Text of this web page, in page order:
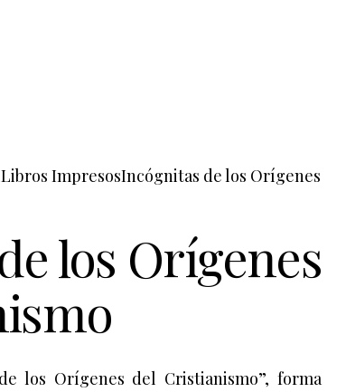
Libros ImpresosIncógnitas de los Orígenes
los Orígenes
los Orígenes del Cristianismo”, forma